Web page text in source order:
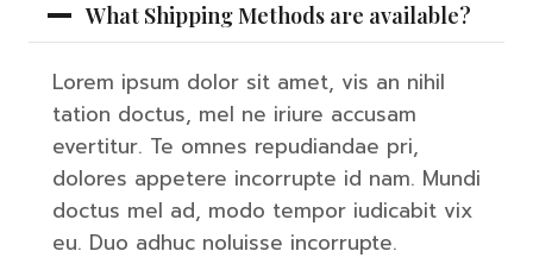
What Shipping Methods are available?
Lorem ipsum dolor sit amet, vis an nihil
tation doctus, mel ne iriure accusam
evertitur. Te omnes repudiandae pri,
dolores appetere incorrupte id nam. Mundi
doctus mel ad, modo tempor iudicabit vix
eu. Duo adhuc noluisse incorrupte.